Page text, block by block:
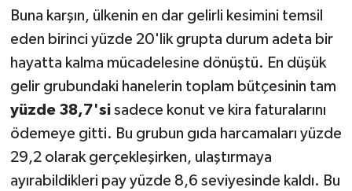
Buna karşın, ülkenin en dar gelirli kesimini temsil
eden birinci yüzde 20'lik grupta durum adeta bir
hayatta kalma mücadelesine dönüştü. En düşük
gelir grubundaki hanelerin toplam bütçesinin tam
yüzde 38,7'sisadece konut ve kira faturalarını
ödemeye gitti. Bu grubun gıda harcamaları yüzde
29,2 olarak gerçekleşirken, ulaştırmaya
ayırabildikleri pay yüzde 8,6 seviyesinde kaldı. Bu